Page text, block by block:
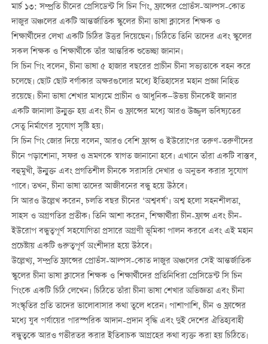
মার্চ ১৩: সম্প্রতি চীনের প্রেসিডেন্ট সি চিন পিং, ফ্রান্সের প্রোভঁস-আল্পস-কোত
দাজুর অঞ্চলের একটি আন্তর্জাতিক স্কুলের চীনা ভাষা ক্লাসের শিক্ষক ও
শিক্ষার্থীদের লেখা একটি চিঠির উত্তর দিয়েছেন। চিঠিতে তিনি তাদের এবং স্কুলের
সকল শিক্ষক ও শিক্ষার্থীকে তাঁর আন্তরিক শুভেচ্ছা জানান।
সি চিন পিং বলেন, চীনা ভাষা ৫ হাজার বছরের প্রাচীন চীনা সভ্যতাকে বহন করে
চলেছে। ছোট ছোট বর্গাকার অক্ষরগুলোর মধ্যে ইতিহাসের মহান প্রজ্ঞা নিহিত
রয়েছে। চীনা ভাষা শেখার মাধ্যমে প্রাচীন ও আধুনিক—উভয় চীনকেই জানার
একটি জানালা উন্মুক্ত হয় এবং চীন ও ফ্রান্সের মধ্যে আরও উজ্জ্বল ভবিষ্যতের
সেতু নির্মাণের সুযোগ সৃষ্টি হয়।
সি চিন পিং জোর দিয়ে বলেন, আরও বেশি ফ্রান্স ও ইউরোপের তরুণ-তরুণীদের
চীনে পড়াশোনা, সফর ও ভ্রমণকে স্বাগত জানানো হবে। এখানে তাঁরা একটি বাস্তব,
বহুমুখী, উন্মুক্ত এবং প্রগতিশীল চীনকে সরাসরি দেখার ও অনুভব করার সুযোগ
পাবে। তখন, চীনা ভাষা তাদের আজীবনের বন্ধু হয়ে উঠবে।
সি আরও উল্লেখ করেন, চলতি বছর চীনের ‘অশ্ববর্ষ’। অশ্ব হলো সহনশীলতা,
সাহস ও অগ্রগতির প্রতীক। তিনি আশা করেন, শিক্ষার্থীরা চীন-ফ্রান্স এবং চীন-
ইউরোপ বন্ধুত্বপূর্ণ সহযোগিতা প্রসারে অগ্রণী ভূমিকা পালন করবে এবং এই মহান
প্রচেষ্টায় একটি গুরুত্বপূর্ণ অংশীদার হয়ে উঠবে।
উল্লেখ্য, সম্প্রতি ফ্রান্সের প্রোভঁস-আল্পস-কোত দাজুর অঞ্চলের সেই আন্তর্জাতিক
স্কুলের চীনা ভাষা ক্লাসের শিক্ষক ও শিক্ষার্থীদের প্রতিনিধিরা প্রেসিডেন্ট সি চিন
পিংকে একটি চিঠি লেখেন। চিঠিতে তাঁরা চীনা ভাষা শেখার অভিজ্ঞতা এবং চীনা
সংস্কৃতির প্রতি তাদের ভালোবাসার কথা তুলে ধরেন। পাশাপাশি, চীন ও ফ্রান্সের
মধ্যে যুব পর্যায়ের পারস্পরিক আদান-প্রদান বৃদ্ধি এবং দুই দেশের ঐতিহ্যবাহী
বন্ধুত্বকে আরও গভীরতর করার ইতিবাচক আগ্রহের কথা ব্যক্ত করা হয় চিঠিতে।